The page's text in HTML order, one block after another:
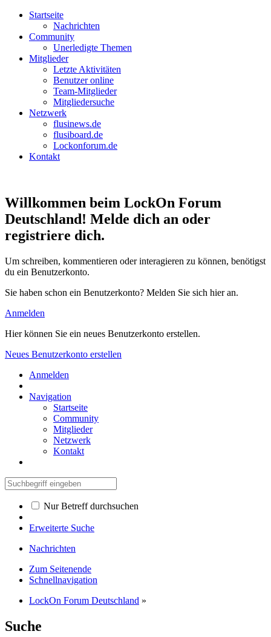
Startseite
Nachrichten
Community
Unerledigte Themen
Mitglieder
Letzte Aktivitäten
Benutzer online
Team-Mitglieder
Mitgliedersuche
Netzwerk
flusinews.de
flusiboard.de
Lockonforum.de
Kontakt
Willkommen beim LockOn Forum
Deutschland! Melde dich an oder
registriere dich.
Um schreiben, kommentieren oder interagieren zu können, benötigst
du ein Benutzerkonto.
Sie haben schon ein Benutzerkonto? Melden Sie sich hier an.
Anmelden
Hier können Sie ein neues Benutzerkonto erstellen.
Neues Benutzerkonto erstellen
Anmelden
Navigation
Startseite
Community
Mitglieder
Netzwerk
Kontakt
Nur Betreff durchsuchen
Erweiterte Suche
Nachrichten
Zum Seitenende
Schnellnavigation
LockOn Forum Deutschland »
Suche